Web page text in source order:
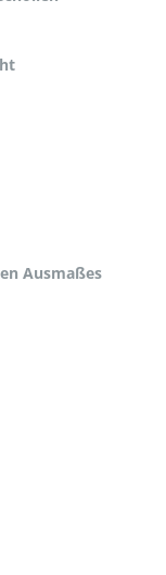
Ausmaßes